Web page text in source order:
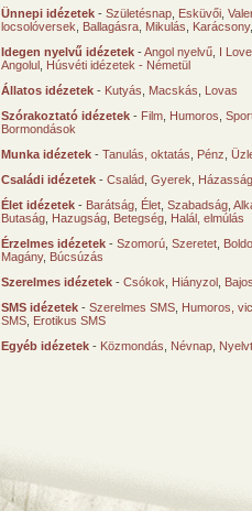
Ünnepi idézetek - Születésnap Esküvői
locsolóversek
Ballagásra Mikulás Karácsony
Idegen nyelvű idézetek -Angol nyelvű I
Angolul Húsvéti idézetek - Németül
Állatos idézetek - Kutyás Macskás
Lovas
Szórakoztató idézetek - Film Humoros
Bormondások
Munka idézetek - Tanulás, oktatás Pénz
Családi idézetek - Család Gyerek
Élet idézetek - Barátság Élet Szabadság
Butaság Hazugság Betegség Halál, elmúlás
Érzelmes idézetek - Szomorú Szeretet
Magány, Búcsúzás
Szerelmes idézetek - Csókok Hiányzol
SMS idézetek - Szerelmes SMS Humoros,
SMS Erotikus SMS
Egyéb idézetek - Közmondás Névnap